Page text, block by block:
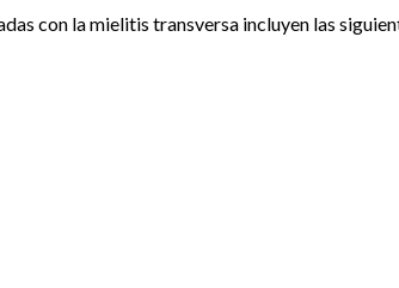
con la mielitis transversa incluyen las